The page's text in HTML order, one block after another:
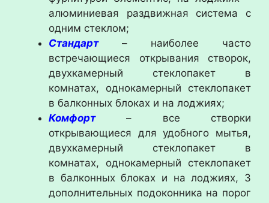
алюминиевая раздвижная система с
одним стеклом;
Стандарт– наиболее часто
встречающиеся открывания створок,
двухкамерный стеклопакет в
комнатах, однокамерный стеклопакет
в балконных блоках и на лоджиях;
Комфорт– все створки
открывающиеся для удобного мытья,
двухкамерный стеклопакет в
комнатах, однокамерный стеклопакет
в балконных блоках и на лоджиях, 3
дополнительных подоконника на порог